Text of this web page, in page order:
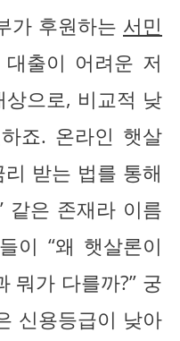
가 후원하는 서민
대출이 어려운 저
으로, 비교적 낮
죠. 온라인 햇살
받는 법를 통해
같은 존재라 이름
이 “왜 햇살론이
뭐가 다를까?” 궁
신용등급이 낮아